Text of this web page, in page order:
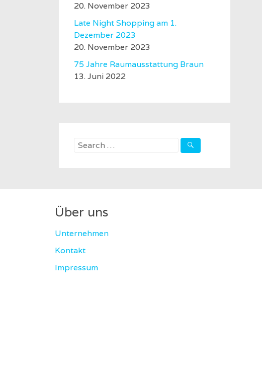
20. November 2023
Late Night Shopping am 1.
Dezember 2023
20. November 2023
75 Jahre Raumausstattung Braun
13. Juni 2022
Search
Über uns
Unternehmen
Kontakt
Impressum